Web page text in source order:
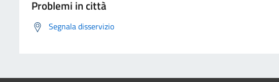
Problemi in città
Segnala disservizio